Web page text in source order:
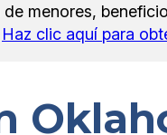
menores,
Haz clic aquí para